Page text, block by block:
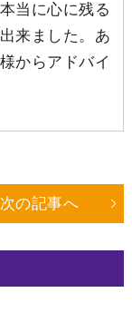
当に心に残る
来ました。あ
からアドバイ
次の記事へ